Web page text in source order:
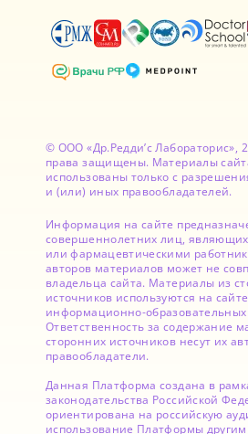
© ООО «Др.Редди’с Лабораторис»,
права защищены. Материалы
использованы только с
и (или) иных правообладателей.
Информация на сайте
совершеннолетних лиц,
или фармацевтическими
авторов материалов может не
владельца сайта. Материалы из
источников используются на
информационно-образовательных
Ответственность за содержание
сторонних источников несут их
правообладатели.
Данная Платформа создана в
законодательства Российской
ориентирована на российскую
использование Платформы